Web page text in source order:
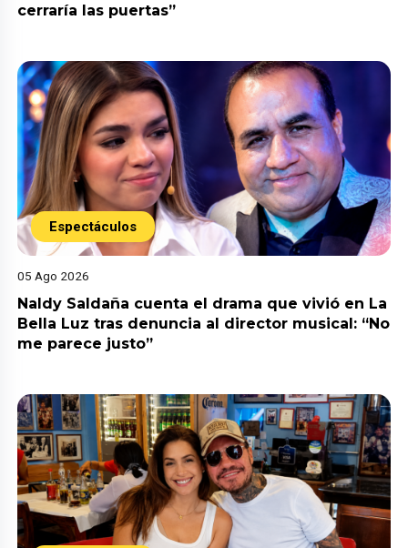
cerraría las puertas”
Espectáculos
05 Ago 2026
Naldy Saldaña cuenta el drama que vivió en La
Bella Luz tras denuncia al director musical: “No
me parece justo”